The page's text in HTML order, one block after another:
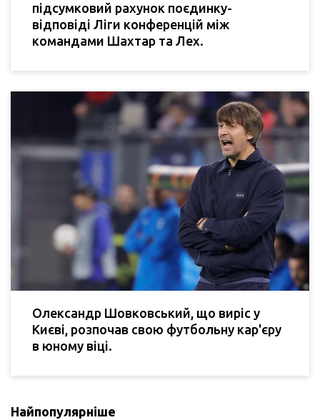
підсумковий рахунок поєдинку-
відповіді Ліги конференцій між
командами Шахтар та Лех.
Олександр Шовковський, що виріс у
Києві, розпочав свою футбольну кар'єру
в юному віці.
Найпопулярніше